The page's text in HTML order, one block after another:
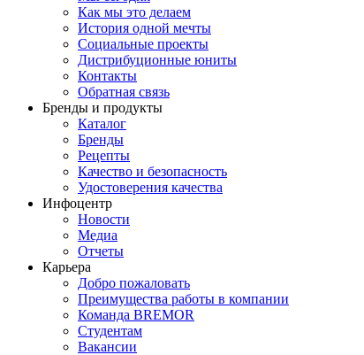
Как мы это делаем
История одной мечты
Социальные проекты
Дистрибуционные юниты
Контакты
Обратная связь
Бренды и продукты
Каталог
Бренды
Рецепты
Качество и безопасность
Удостоверения качества
Инфоцентр
Новости
Медиа
Отчеты
Карьера
Добро пожаловать
Преимущества работы в компании
Команда BREMOR
Студентам
Вакансии